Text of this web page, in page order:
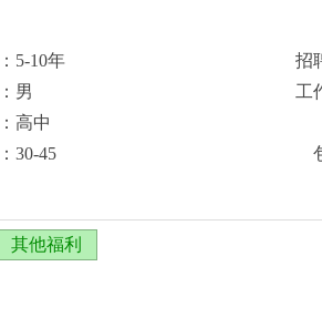
5-10年
男
高中
30-45
招
工
其他福利